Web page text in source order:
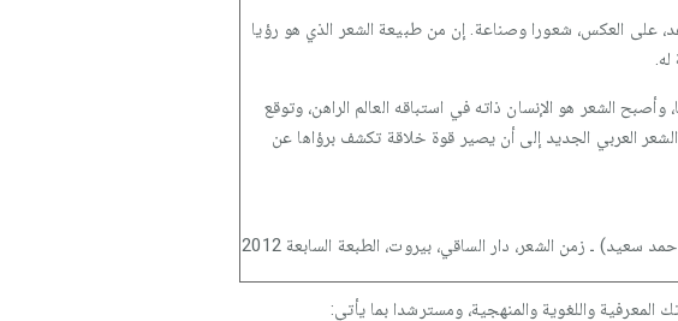
على العكس، شعورا وصناعة. إن من طبيعة الشعر الذي هو رؤيا
الشعر هو الإنسان ذاته في استباقه العالم الراهن، وتوقع
الشعر العربي الجديد إلى أن يصير قوة خلاقة تكشف برؤاها عن
سعيد) ـ زمن الشعر، دار الساقي، بيروت، الطبعة السابعة 2012
واللغوية والمنهجية، ومسترشدا بما يأتي: